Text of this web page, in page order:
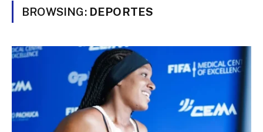
BROWSING: DEPORTES